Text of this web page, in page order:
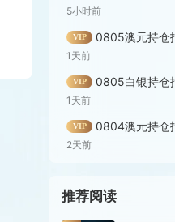
5小时前
VIP
1天前
VIP
1天前
VIP
2天前
推荐阅读